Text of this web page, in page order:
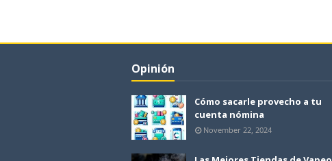
Opinión
Cómo sacarle provecho a tu
cuenta nómina
November 22, 2024